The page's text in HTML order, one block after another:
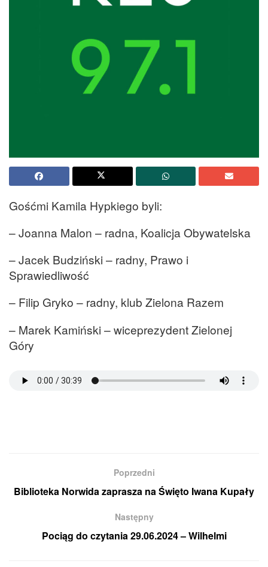
Gośćmi Kamila Hypkiego byli:
– Joanna Malon – radna, Koalicja Obywatelska
– Jacek Budziński – radny, Prawo i
Sprawiedliwość
– Filip Gryko – radny, klub Zielona Razem
– Marek Kamiński – wiceprezydent Zielonej
Góry
Poprzedni
Biblioteka Norwida zaprasza na Święto Iwana Kupały
Następny
Pociąg do czytania 29.06.2024 – Wilhelmi